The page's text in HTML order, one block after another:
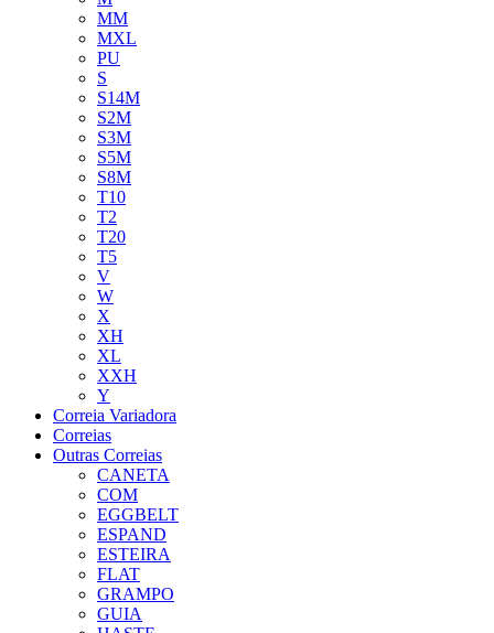
MM
MXL
PU
S
S14M
S2M
S3M
S5M
S8M
T10
T2
T20
T5
V
W
X
XH
XL
XXH
Y
Correia Variadora
Correias
Outras Correias
CANETA
COM
EGGBELT
ESPAND
ESTEIRA
FLAT
GRAMPO
GUIA